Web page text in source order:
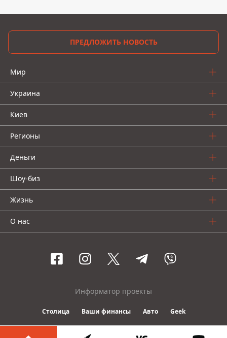
ПРЕДЛОЖИТЬ НОВОСТЬ
Мир
Украина
Киев
Регионы
Деньги
Шоу-биз
Жизнь
О нас
Информатор проекты
Столица Ваши финансы Авто Geek